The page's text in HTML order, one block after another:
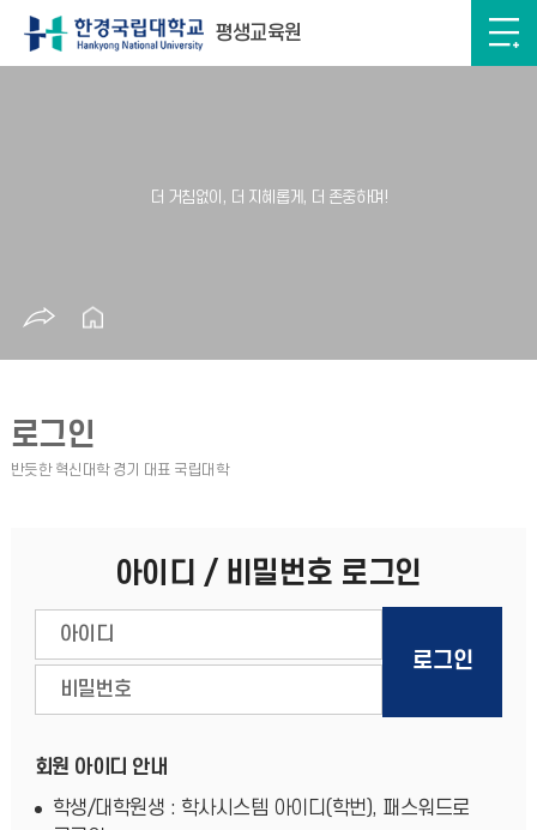
평생교육원
로그인
아이디 / 비밀번호 로그인
회원 아이디 안내
학생/대학원생 : 학사시스템 아이디(학번), 패스워드로